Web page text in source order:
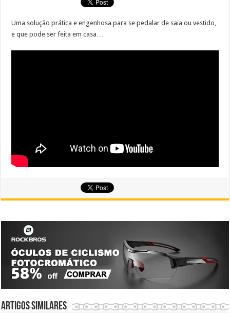
Uma solução prática e engenhosa para se pedalar de saia ou vestido,
e que pode ser feita em casa…
Artigos similares